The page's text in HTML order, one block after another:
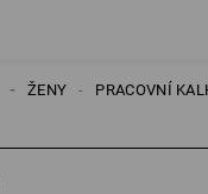
PRACOVNÍ
ŽENY